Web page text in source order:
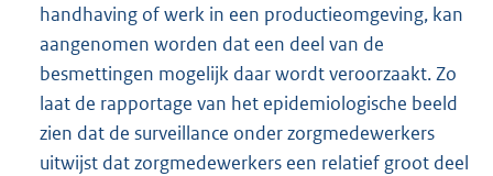
handhaving of werk in een productieomgeving, kan
aangenomen worden dat een deel van de
besmettingen mogelijk daar wordt veroorzaakt. Zo
laat de rapportage van het epidemiologische beeld
zien dat de surveillance onder zorgmedewerkers
uitwijst dat zorgmedewerkers een relatief groot deel